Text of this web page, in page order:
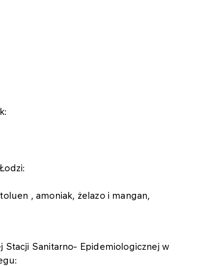
, amoniak, żelazo i mangan,
Sanitarno- Epidemiologicznej w